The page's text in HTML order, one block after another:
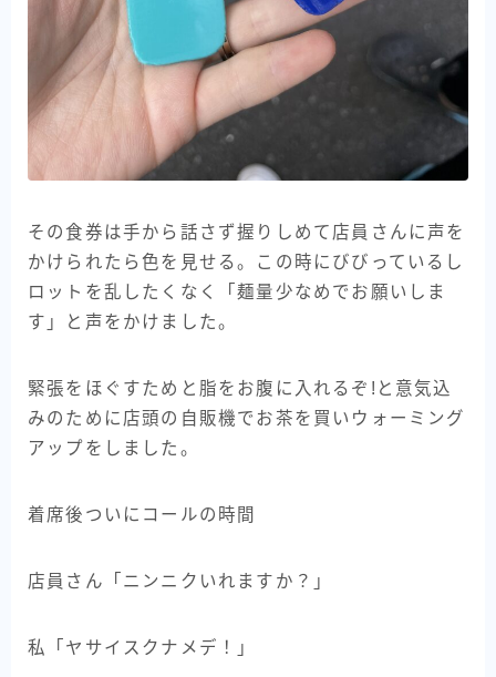
その食券は手から話さず握りしめて店員さんに声を
かけられたら色を見せる。この時にびびっているし
ロットを乱したくなく「麺量少なめでお願いしま
す」と声をかけました。
緊張をほぐすためと脂をお腹に入れるぞ!と意気込
みのために店頭の自販機でお茶を買いウォーミング
アップをしました。
着席後ついにコールの時間
店員さん「ニンニクいれますか？」
私「ヤサイスクナメデ！」